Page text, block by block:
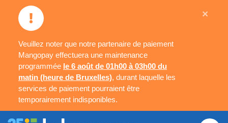
Veuillez noter que notre partenaire de paiement
Mangopay effectuera une maintenance
programmée le 6 août de 01h00 à 03h00 du
matin (heure de Bruxelles), durant laquelle les
services de paiement pourraient être
temporairement indisponibles.
×